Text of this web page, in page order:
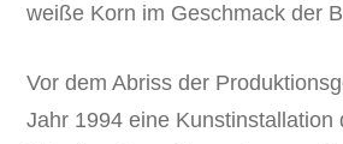
weiße Korn im Geschmack der
Vor dem Abriss der
Jahr 1994 eine Kunstinstallation